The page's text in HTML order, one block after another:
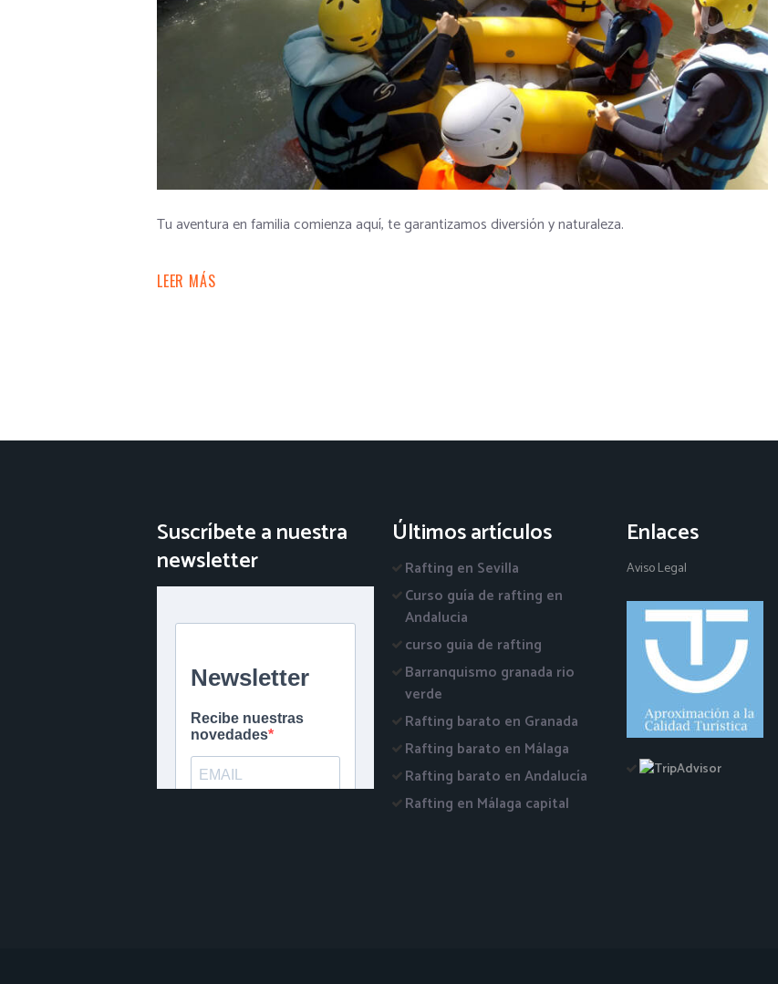
Tu aventura en familia comienza aquí, te garantizamos diversión y naturaleza.
LEER MÁS
Suscríbete a nuestra
newsletter
Últimos artículos
Rafting en Sevilla
Curso guía de rafting en
Andalucia
curso guia de rafting
Barranquismo granada rio
verde
Rafting barato en Granada
Rafting barato en Málaga
Rafting barato en Andalucía
Rafting en Málaga capital
Enlaces
Aviso Legal